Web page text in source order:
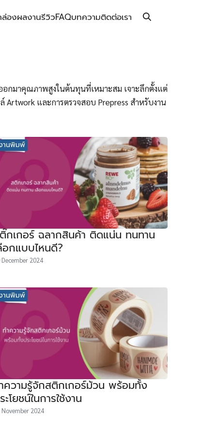
องผลงานรีวิวFAQบทความติดต่อเรา
กมาคุณภาพสูงในต้นทุนที่เหมาะสม เจาะลึกตั้งแต่
และการตรวจสอบ Prepress สำหรับงาน
านพิมพ์
กเกอร์ ฉลากสินค้า ติดแน่น ทนทาน
อกแบบไหนดี?
December 2024
านพิมพ์
ความรู้จักสติกเกอร์ม้วน พร้อมทั้ง
ะโยชน์ในการใช้งาน
November 2024